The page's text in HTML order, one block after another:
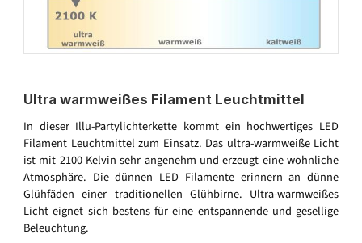
Ultra warmweißes Filament Leuchtmittel
In dieser Illu-Partylichterkette kommt ein hochwertiges LED
Filament Leuchtmittel zum Einsatz. Das ultra-warmweiße Licht
ist mit 2100 Kelvin sehr angenehm und erzeugt eine wohnliche
Atmosphäre. Die dünnen LED Filamente erinnern an dünne
Glühfäden einer traditionellen Glühbirne. Ultra-warmweißes
Licht eignet sich bestens für eine entspannende und gesellige
Beleuchtung.